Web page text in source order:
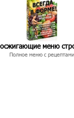
меню
Полное меню с рецептами